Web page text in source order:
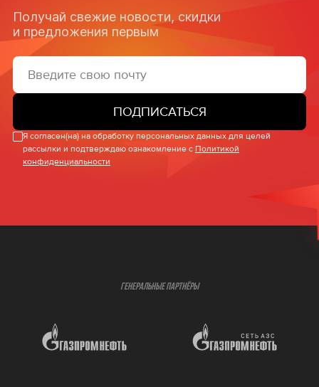
Получай свежие новости, скидки
и предложения первым
ПОДПИСАТЬСЯ
Я согласен(на) на обработку персональных данных для целей
рассылки и подтверждаю ознакомление с Политикой
конфиденциальности
ГЕНЕРАЛЬНЫЕ ПАРТНЁРЫ